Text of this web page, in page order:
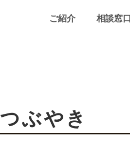
ご紹介 相談窓口
つぶやき